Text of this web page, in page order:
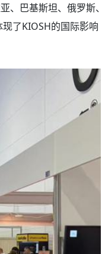
、巴基斯坦、俄罗斯、
了KIOSH的国际影响